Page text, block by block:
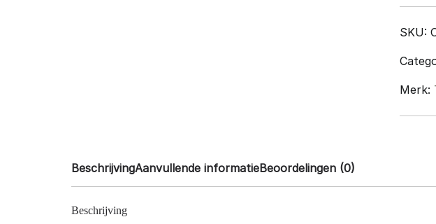
SKU:
Merk:
BeschrijvingAanvullende informatieBeoordelingen (0)
Beschrijving